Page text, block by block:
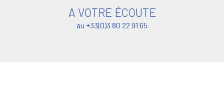
A VOTRE ÉCOUTE
au +33(0)3 80 22 91 65